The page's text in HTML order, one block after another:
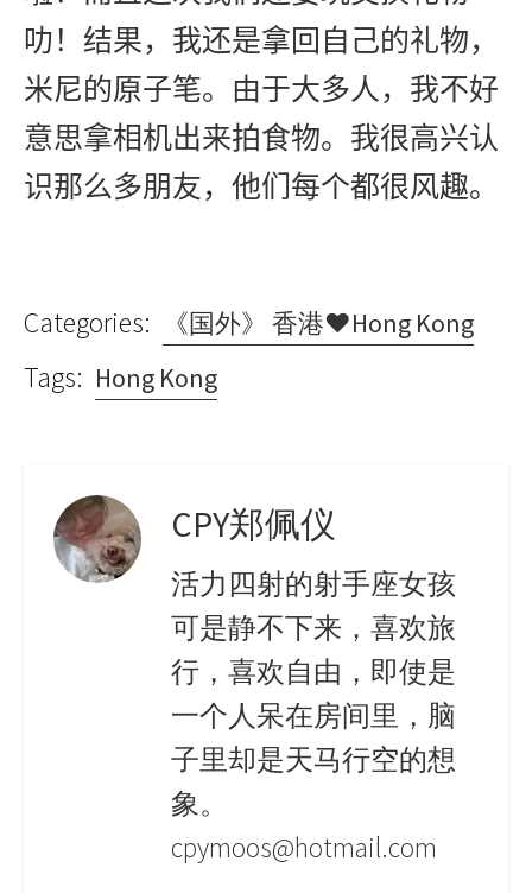
叻！结果，我还是拿回自己的礼物，
米尼的原子笔。由于大多人，我不好
意思拿相机出来拍食物。我很高兴认
识那么多朋友，他们每个都很风趣。
Categories: 《国外》 香港♥Hong Kong
Tags: Hong Kong
CPY郑佩仪
活力四射的射手座女孩
可是静不下来，喜欢旅
行，喜欢自由，即使是
一个人呆在房间里，脑
子里却是天马行空的想
象。
cpymoos@hotmail.com